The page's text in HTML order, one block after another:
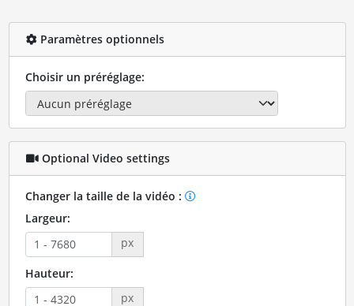
Paramètres optionnels
Choisir un préréglage:
Optional Video settings
Changer la taille de la vidéo :
Largeur:
px
Hauteur:
px